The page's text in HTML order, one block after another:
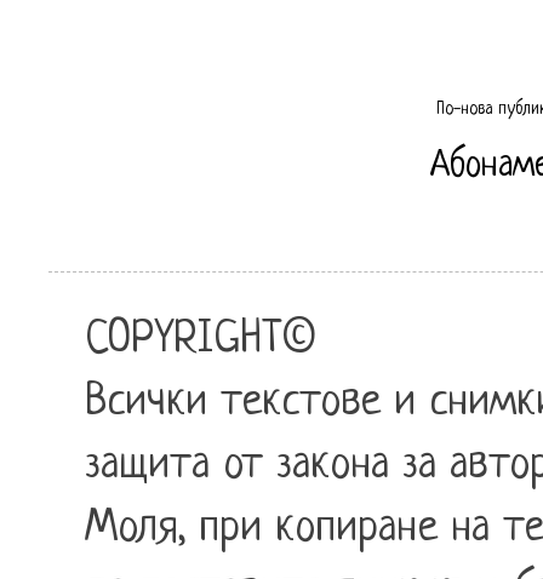
По-нова
COPYRIGHT©
Всички текстове и
защита от закона за
Mоля, при копиране на